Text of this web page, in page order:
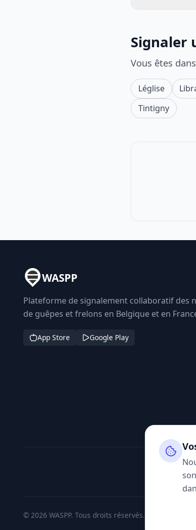
Signaler
Vous êtes
Léglise
Tintigny
WASPP
Plateforme de signalement collaboratif des
de guêpes et frelons en Belgique et en
App Store Google Play
© 2026 WASPP. Tous droits réservés.